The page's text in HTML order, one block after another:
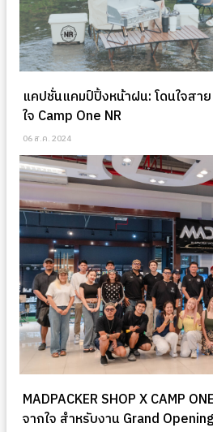
แคปชั่นแคมป์ปิ้งหน้าฝน: โดนใจสา
ใจ Camp One NR
06 ส.ค. 2024
MADPACKER SHOP X CAMP
จากใจ สำหรับงาน Grand